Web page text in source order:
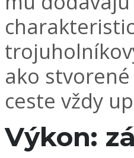
ako
ceste vždy
Výkon: